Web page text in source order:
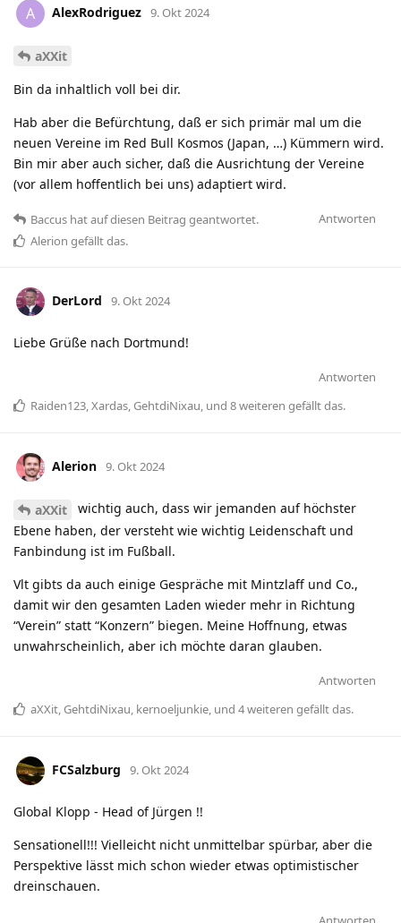
A AlexRodriguez 9. Okt 2024
aXXit
Bin da inhaltlich voll bei dir.
Hab aber die Befürchtung, daß er sich primär mal um die
neuen Vereine im Red Bull Kosmos (Japan, …) Kümmern wird.
Bin mir aber auch sicher, daß die Ausrichtung der Vereine
(vor allem hoffentlich bei uns) adaptiert wird.
Antworten
Baccus hatauf diesen Beitrag geantwortet.
Alerion gefällt das.
DerLord 9. Okt 2024
Liebe Grüße nach Dortmund!
Antworten
Raiden123,Xardas, GehtdiNixau, und 8weiteren gefällt das.
Alerion 9. Okt 2024
aXXit
wichtig auch, dass wir jemanden auf höchster
Ebene haben, der versteht wie wichtig Leidenschaft und
Fanbindung ist im Fußball.
Vlt gibts da auch einige Gespräche mit Mintzlaff und Co.,
damit wir den gesamten Laden wieder mehr in Richtung
“Verein” statt “Konzern” biegen. Meine Hoffnung, etwas
unwahrscheinlich, aber ich möchte daran glauben.
Antworten
aXXit, GehtdiNixau, kernoeljunkie, und 4weiteren gefällt das.
FCSalzburg 9. Okt 2024
Global Klopp - Head of Jürgen !!
Sensationell!!! Vielleicht nicht unmittelbar spürbar, aber die
Perspektive lässt mich schon wieder etwas optimistischer
dreinschauen.